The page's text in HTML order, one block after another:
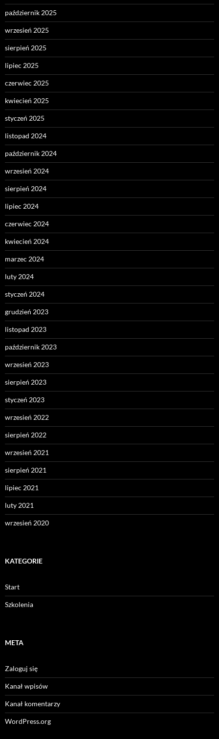
październik 2025
wrzesień 2025
sierpień 2025
lipiec 2025
czerwiec 2025
kwiecień 2025
styczeń 2025
listopad 2024
październik 2024
wrzesień 2024
sierpień 2024
lipiec 2024
czerwiec 2024
kwiecień 2024
marzec 2024
luty 2024
styczeń 2024
grudzień 2023
listopad 2023
październik 2023
wrzesień 2023
sierpień 2023
styczeń 2023
wrzesień 2022
sierpień 2022
wrzesień 2021
sierpień 2021
lipiec 2021
luty 2021
wrzesień 2020
KATEGORIE
Start
Szkolenia
META
Zaloguj się
Kanał wpisów
Kanał komentarzy
WordPress.org